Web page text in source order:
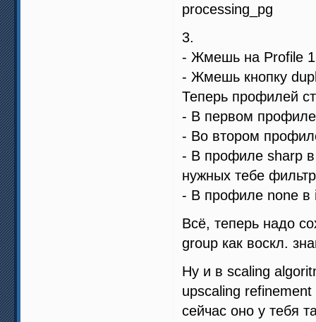
processing_pg
3.
- Жмешь на Profile 1
- Жмешь кнопку
Теперь профилей
- В первом
- Во втором
- В профиле sharp в
нужных тебе
- В профиле none в
Всё, теперь надо
group как воскл.
Ну и в scaling
upscaling
сейчас оно у тебя